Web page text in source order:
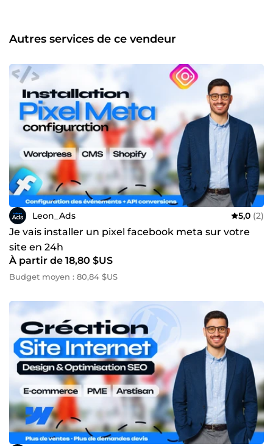
projet à concrétiser ou souhaitez-vous obtenir l’avis d’un
expert en marketing digital? 👉Cliquez sur le bouton « Me
stratégie efficace pour les atteindre !
Autres services de ce vendeur
Leon_Ads 5,0 (2)
Je vais installer un pixel facebook meta sur votre
site en 24h
À partir de 18,80 $US
Budget moyen : 80,84 $US